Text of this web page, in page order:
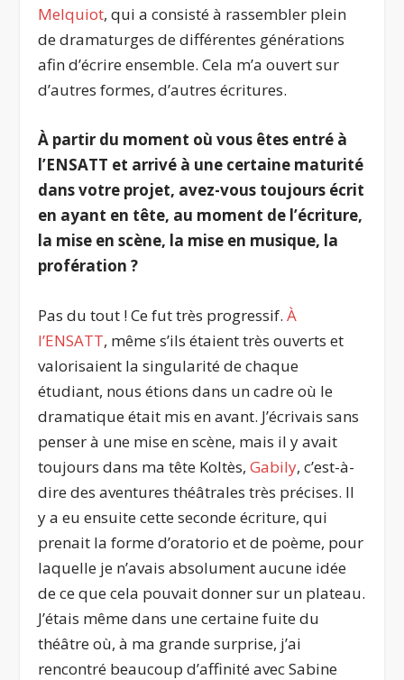
Melquiot, qui a consisté à rassembler plein
de dramaturges de différentes générations
afin d’écrire ensemble. Cela m’a ouvert sur
d’autres formes, d’autres écritures.
À partir du moment où vous êtes entré à
l’ENSATT et arrivé à une certaine maturité
dans votre projet, avez-vous toujours écrit
en ayant en tête, au moment de l’écriture,
la mise en scène, la mise en musique, la
profération ?
Pas du tout ! Ce fut très progressif.À
l’ENSATT, même s’ils étaient très ouverts et
valorisaient la singularité de chaque
étudiant, nous étions dans un cadre où le
dramatique était mis en avant. J’écrivais sans
penser à une mise en scène, mais il y avait
toujours dans ma tête Koltès,Gabily, c’est-à-
dire des aventures théâtrales très précises. Il
y a eu ensuite cette seconde écriture, qui
prenait la forme d’oratorio et de poème, pour
laquelle je n’avais absolument aucune idée
de ce que cela pouvait donner sur un plateau.
J’étais même dans une certaine fuite du
théâtre où, à ma grande surprise, j’ai
rencontré beaucoup d’affinité avec Sabine